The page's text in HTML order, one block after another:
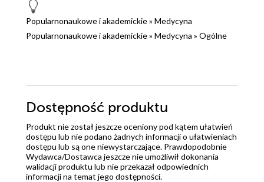
Popularnonaukowe i akademickie» Medycyna
Popularnonaukowe i akademickie» Medycyna » Ogólne
Dostępność produktu
Produkt nie został jeszcze oceniony pod kątem ułatwień
dostępu lub nie podano żadnych informacji o ułatwieniach
dostępu lub są one niewystarczające. Prawdopodobnie
Wydawca/Dostawca jeszcze nie umożliwił dokonania
walidacji produktu lub nie przekazał odpowiednich
informacji na temat jego dostępności.